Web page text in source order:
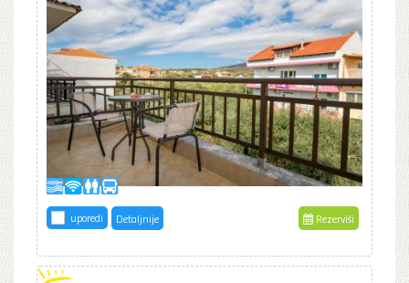
uporedi Detaljnije Rezerviši